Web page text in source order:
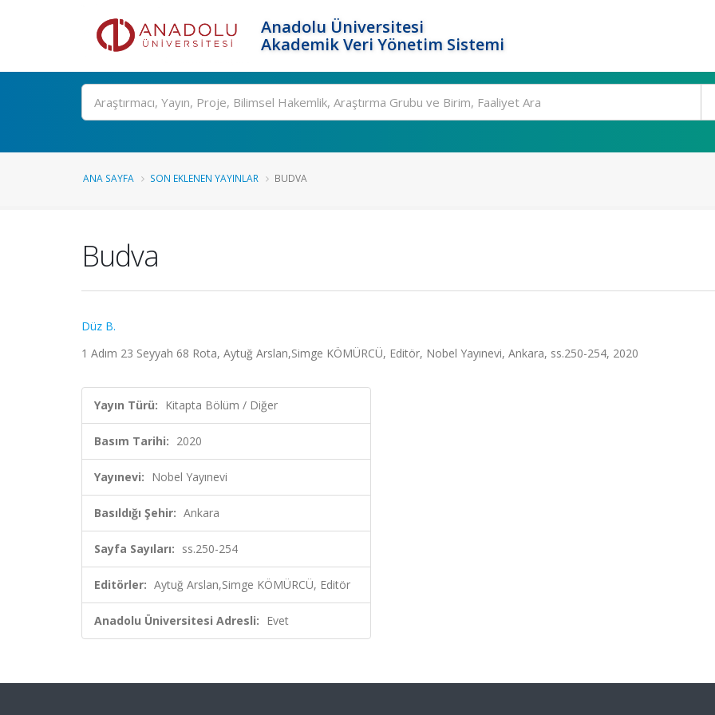
Anadolu Üniversitesi
Akademik Veri Yönetim Sistemi
Ara
ANA SAYFA SON EKLENEN YAYINLAR BUDVA
Budva
Düz B.
1 Adım 23 Seyyah 68 Rota, Aytuğ Arslan,Simge KÖMÜRCÜ, Editör, Nobel Yayınevi, Ankara, ss.250-254, 2020
Yayın Türü: Kitapta Bölüm / Diğer
Basım Tarihi: 2020
Yayınevi: Nobel Yayınevi
Basıldığı Şehir: Ankara
Sayfa Sayıları: ss.250-254
Editörler: Aytuğ Arslan,Simge KÖMÜRCÜ, Editör
Anadolu Üniversitesi Adresli: Evet